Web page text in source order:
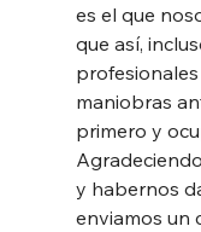
es el que
que así,
maniobras
primero y
y habernos
enviamos un